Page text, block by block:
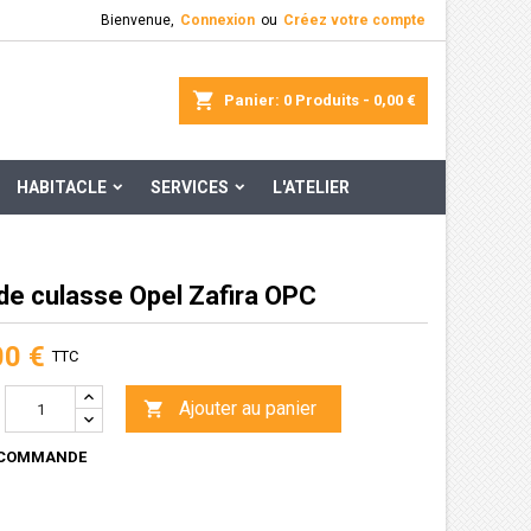
Bienvenue, Connexion ou Créez votre compte
Panier 0 Produits - 0,00 €
HABITACLE SERVICES L'ATELIER
culasse Opel Zafira OPC
€ TTC
 Ajouter au panier